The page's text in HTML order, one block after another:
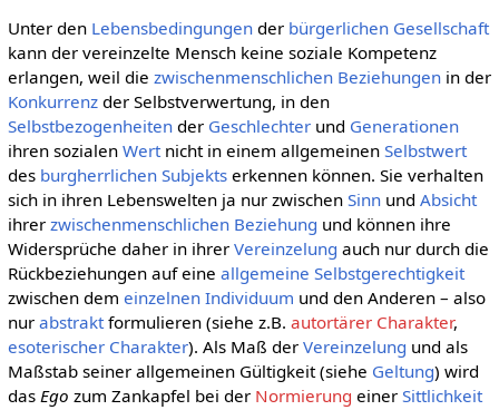
Unter den Lebensbedingungender bürgerlichen Gesellschaft
kann der vereinzelte Mensch keine soziale Kompetenz
erlangen, weil die zwischenmenschlichen Beziehungenin der
Konkurrenzder Selbstverwertung, in den
Selbstbezogenheitender Geschlechterund Generationen
ihren sozialen Wertnicht in einem allgemeinen Selbstwert
des burgherrlichen Subjektserkennen können. Sie verhalten
sich in ihren Lebenswelten ja nur zwischen Sinnund Absicht
ihrer zwischenmenschlichen Beziehung und können ihre
Widersprüche daher in ihrer Vereinzelung auch nur durch die
Rückbeziehungen auf eine allgemeine Selbstgerechtigkeit
zwischen dem einzelnen Individuum und den Anderen – also
nur abstraktformulieren (siehe z.B. autortärer Charakter,
esoterischer Charakter). Als Maß der Vereinzelung und als
Maßstab seiner allgemeinen Gültigkeit (siehe Geltung) wird
das Ego zum Zankapfel bei der Normierung einer Sittlichkeit